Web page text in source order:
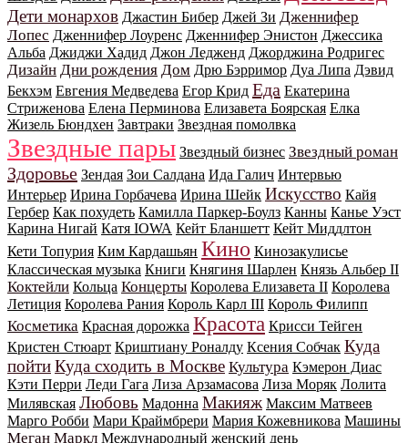
Дети монархов Джастин Бибер Джей Зи Дженнифер
Лопес Дженнифер Лоуренс Дженнифер Энистон Джессика
Альба Джиджи Хадид Джон Ледженд Джорджина Родригес
Дизайн Дни рождения Дом Дрю Бэрримор Дуа Липа Дэвид
Бекхэм Евгения Медведева Егор Крид Еда Екатерина
Стриженова Елена Перминова Елизавета Боярская Елка
Жизель Бюндхен Завтраки Звездная помолвка
Звездные пары Звездный бизнес Звездный роман
Здоровье Зендая Зои Салдана Ида Галич Интервью
Интерьер Ирина Горбачева Ирина Шейк Искусство Кайя
Гербер Как похудеть Камилла Паркер-Боулз Канны Канье Уэст
Карина Нигай Катя IOWA Кейт Бланшетт Кейт Миддлтон
Кети Топурия Ким Кардашьян Кино Кинозакулисье
Классическая музыка Книги Княгиня Шарлен Князь Альбер II
Коктейли Кольца Концерты Королева Елизавета II Королева
Летиция Королева Рания Король Карл III Король Филипп
Косметика Красная дорожка Красота Крисси Тейген
Кристен Стюарт Криштиану Роналду Ксения Собчак Куда
пойтиКуда сходить в Москве Культура Кэмерон Диас
Кэти Перри Леди Гага Лиза Арзамасова Лиза Моряк Лолита
Милявская Любовь Мадонна Макияж Максим Матвеев
Марго Робби Мари Краймбрери Мария Кожевникова Машины
Меган Маркл Международный женский день